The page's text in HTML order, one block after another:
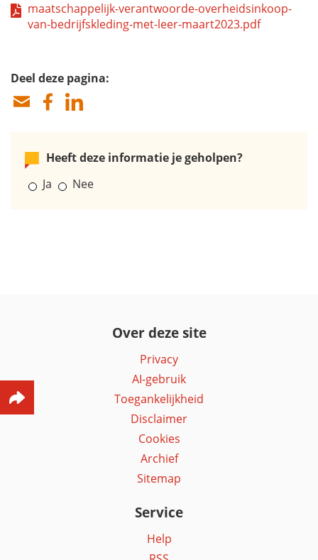
maatschappelijk-verantwoorde-overheidsinkoop-
van-bedrijfskleding-met-leer-maart2023.pdf
Deel deze pagina:
Heeft deze informatie je geholpen?
Ja
Nee
Over deze site
Privacy
AI-gebruik
Toegankelijkheid
Disclaimer
Cookies
Archief
Sitemap
Service
Help